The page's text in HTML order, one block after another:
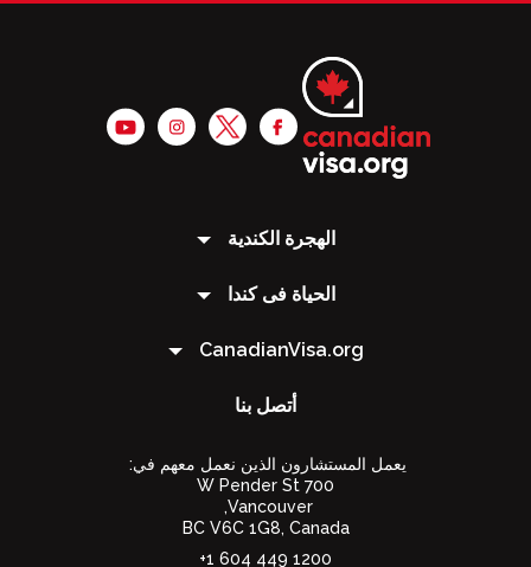
الهجرة الكندية
الحياة فى كندا
CanadianVisa.org
أتصل بنا
يعمل المستشارون الذين نعمل معهم في:
700 W Pender St
Vancouver,
BC V6C 1G8, Canada
1200 449 604 1+